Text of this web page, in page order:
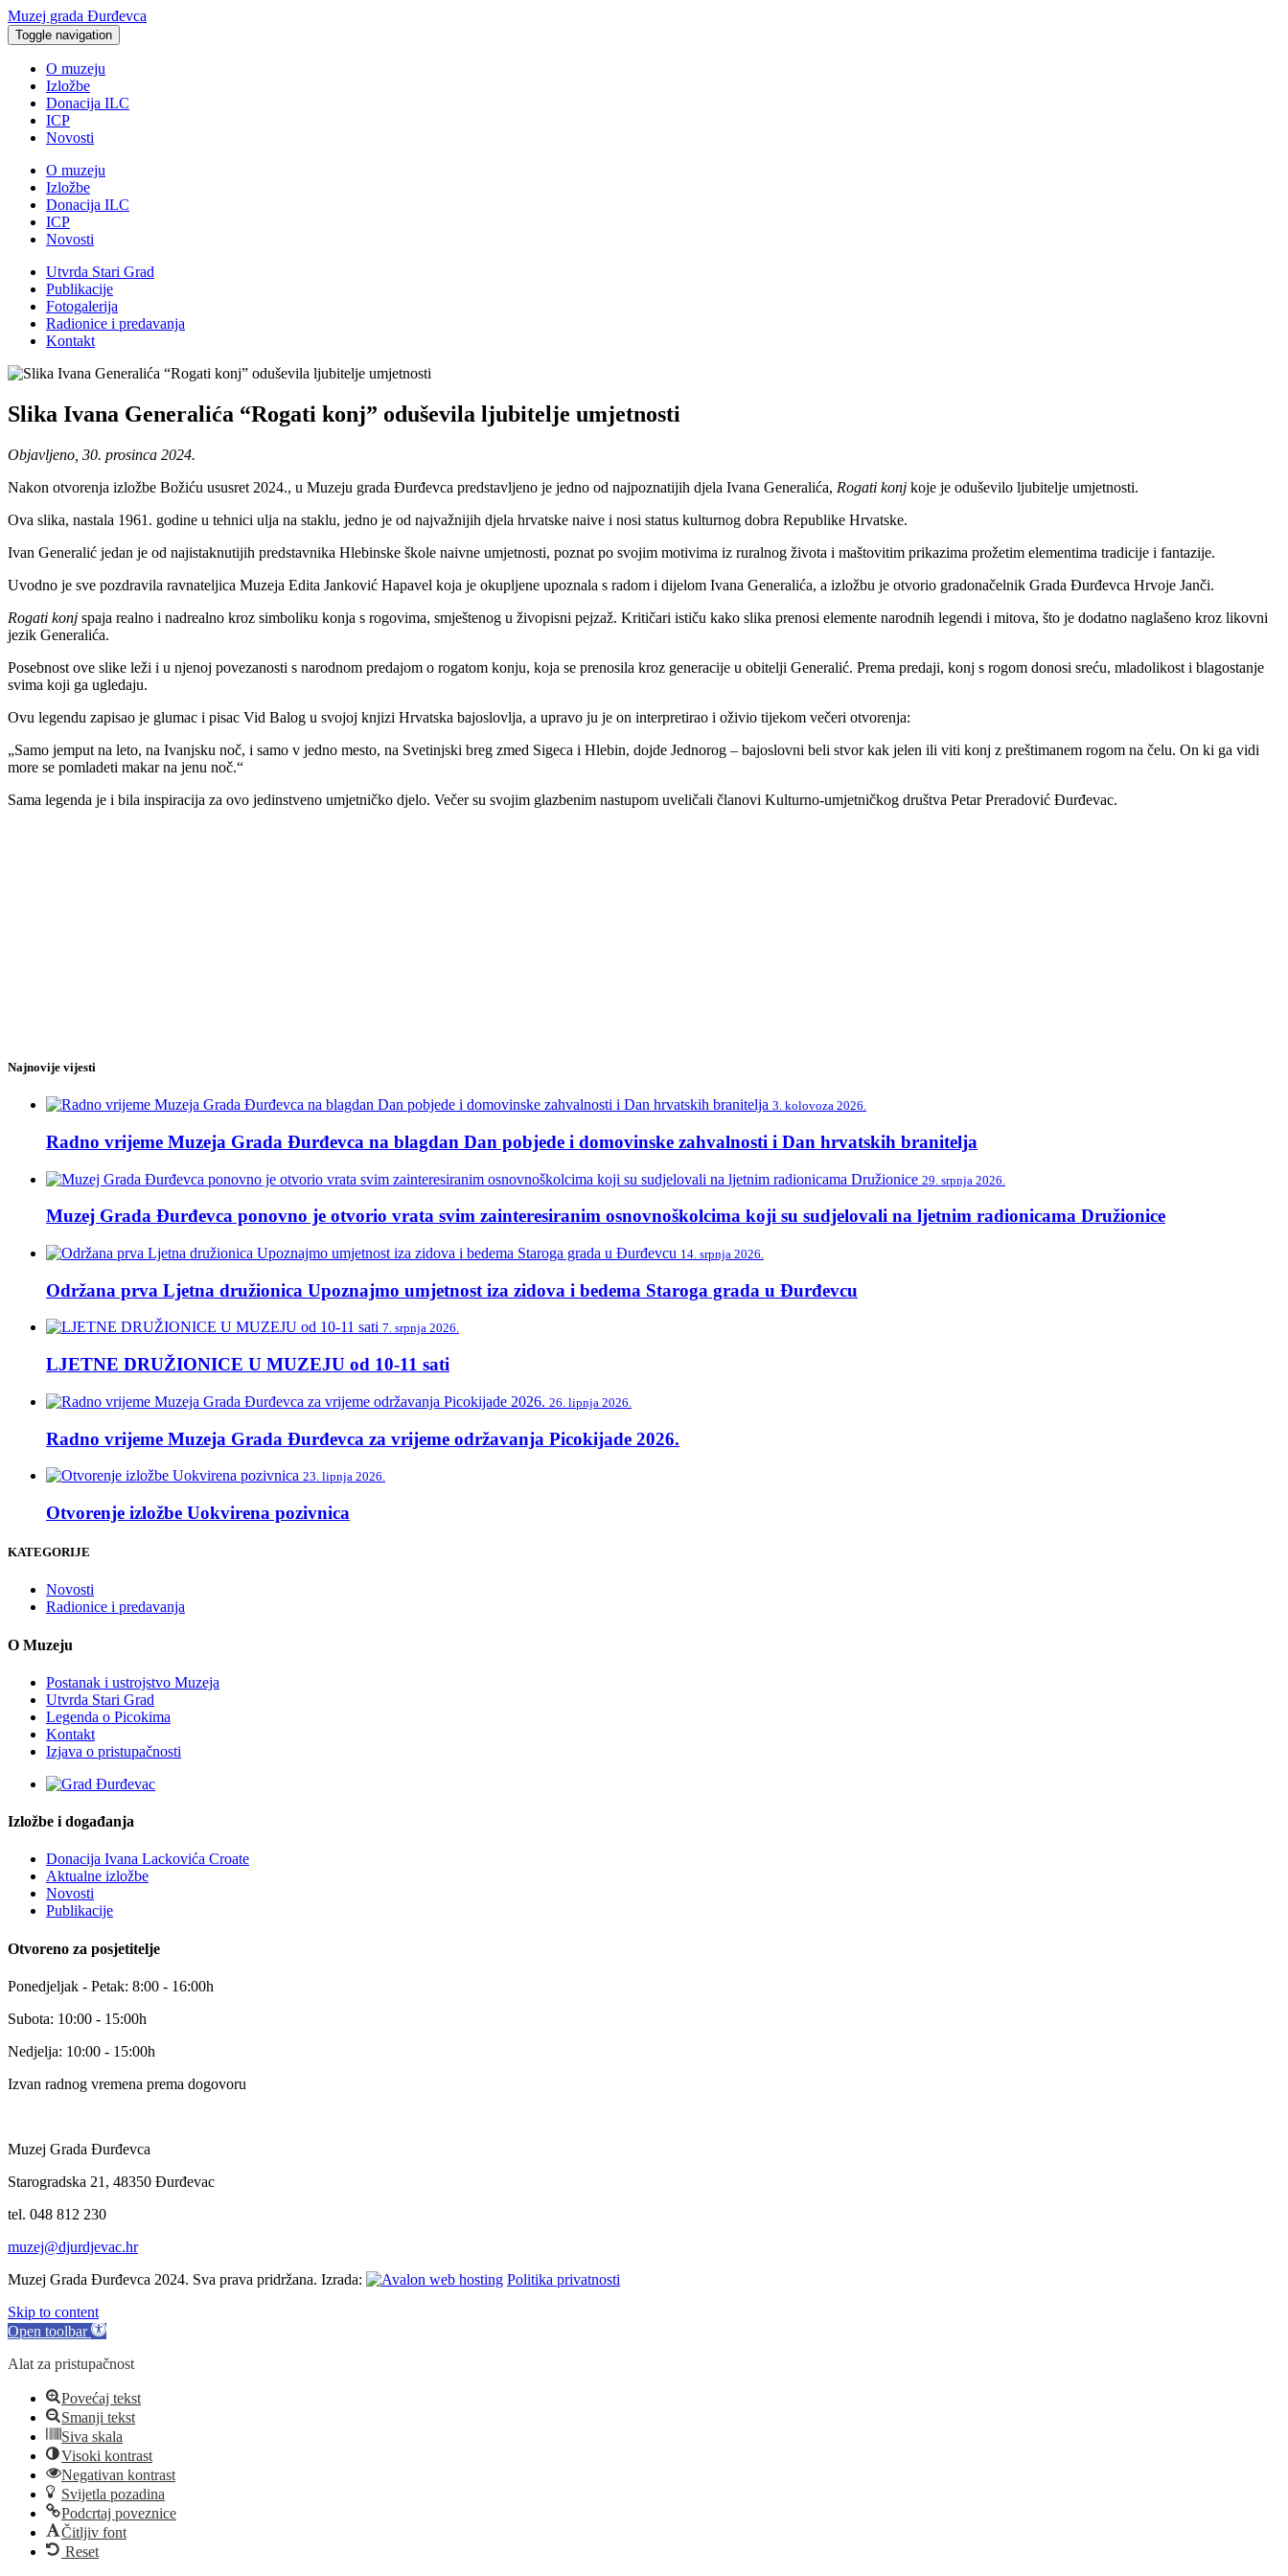
Muzej grada Đurđevca
Toggle navigation
O muzeju
Izložbe
Donacija ILC
ICP
Novosti
O muzeju
Izložbe
Donacija ILC
ICP
Novosti
Utvrda Stari Grad
Publikacije
Fotogalerija
Radionice i predavanja
Kontakt
Slika Ivana Generalića “Rogati konj” oduševila ljubitelje umjetnosti
Objavljeno, 30. prosinca 2024.
Nakon otvorenja izložbe Božiću ususret 2024., u Muzeju grada Đurđevca predstavljeno je jedno od najpoznatijih djela Ivana Generalića, Rogati konj koje je oduševilo ljubitelje umjetnosti.
Ova slika, nastala 1961. godine u tehnici ulja na staklu, jedno je od najvažnijih djela hrvatske naive i nosi status kulturnog dobra Republike Hrvatske.
Ivan Generalić jedan je od najistaknutijih predstavnika Hlebinske škole naivne umjetnosti, poznat po svojim motivima iz ruralnog života i maštovitim prikazima prožetim elementima tradicije i fantazije.
Uvodno je sve pozdravila ravnateljica Muzeja Edita Janković Hapavel koja je okupljene upoznala s radom i dijelom Ivana Generalića, a izložbu je otvorio gradonačelnik Grada Đurđevca Hrvoje Janči.
Rogati konj spaja realno i nadrealno kroz simboliku konja s rogovima, smještenog u živopisni pejzaž. Kritičari ističu kako slika prenosi elemente narodnih legendi i mitova, što je dodatno naglašeno kroz likovni
jezik Generalića.
Posebnost ove slike leži i u njenoj povezanosti s narodnom predajom o rogatom konju, koja se prenosila kroz generacije u obitelji Generalić. Prema predaji, konj s rogom donosi sreću, mladolikost i blagostanje
svima koji ga ugledaju.
Ovu legendu zapisao je glumac i pisac Vid Balog u svojoj knjizi Hrvatska bajoslovlja, a upravo ju je on interpretirao i oživio tijekom večeri otvorenja:
„Samo jemput na leto, na Ivanjsku noč, i samo v jedno mesto, na Svetinjski breg zmed Sigeca i Hlebin, dojde Jednorog – bajoslovni beli stvor kak jelen ili viti konj z preštimanem rogom na čelu. On ki ga vidi
more se pomladeti makar na jenu noč.“
Sama legenda je i bila inspiracija za ovo jedinstveno umjetničko djelo. Večer su svojim glazbenim nastupom uveličali članovi Kulturno-umjetničkog društva Petar Preradović Đurđevac.
Najnovije vijesti
3. kolovoza 2026.
Radno vrijeme Muzeja Grada Đurđevca na blagdan Dan pobjede i domovinske zahvalnosti i Dan hrvatskih branitelja
29. srpnja 2026.
Muzej Grada Đurđevca ponovno je otvorio vrata svim zainteresiranim osnovnoškolcima koji su sudjelovali na ljetnim radionicama Družionice
14. srpnja 2026.
Održana prva Ljetna družionica Upoznajmo umjetnost iza zidova i bedema Staroga grada u Đurđevcu
7. srpnja 2026.
LJETNE DRUŽIONICE U MUZEJU od 10-11 sati
26. lipnja 2026.
Radno vrijeme Muzeja Grada Đurđevca za vrijeme održavanja Picokijade 2026.
23. lipnja 2026.
Otvorenje izložbe Uokvirena pozivnica
KATEGORIJE
Novosti
Radionice i predavanja
O Muzeju
Postanak i ustrojstvo Muzeja
Utvrda Stari Grad
Legenda o Picokima
Kontakt
Izjava o pristupačnosti
Izložbe i događanja
Donacija Ivana Lackovića Croate
Aktualne izložbe
Novosti
Publikacije
Otvoreno za posjetitelje
Ponedjeljak - Petak: 8:00 - 16:00h
Subota: 10:00 - 15:00h
Nedjelja: 10:00 - 15:00h
Izvan radnog vremena prema dogovoru
Muzej Grada Đurđevca
Starogradska 21, 48350 Đurđevac
tel. 048 812 230
muzej@djurdjevac.hr
Muzej Grada Đurđevca 2024. Sva prava pridržana. Izrada:
Politika privatnosti
Skip to content
Open toolbar
Alat za pristupačnost
Povećaj tekst
Smanji tekst
Siva skala
Visoki kontrast
Negativan kontrast
Svijetla pozadina
Podcrtaj poveznice
Čitljiv font
Reset